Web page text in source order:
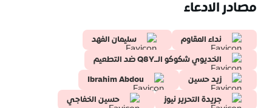
مصادر الادعاء
نداء المقاوم
سليمان الفهد
الخديوي شكوكو الــQ8Y ضد التطعيم
زيد حسين
Ibrahim Abdou
جريدة التحرير نيوز
حسين الخفاجي